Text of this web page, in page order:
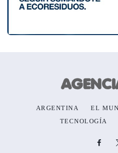
ARGENTINA EL
TECNOLOGÍA